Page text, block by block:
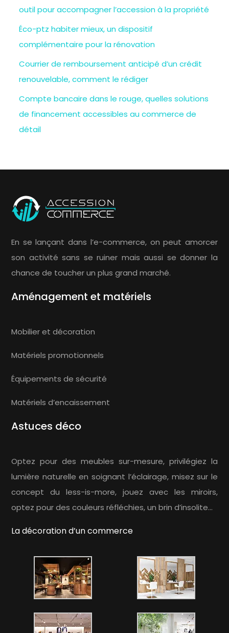
outil pour accompagner l’accession à la propriété
Éco-ptz habiter mieux, un dispositif
complémentaire pour la rénovation
Courrier de remboursement anticipé d’un crédit
renouvelable, comment le rédiger
Compte bancaire dans le rouge, quelles solutions
de financement accessibles au commerce de
détail
En se lançant dans l’e-commerce, on peut amorcer
son activité sans se ruiner mais aussi se donner la
chance de toucher un plus grand marché.
Aménagement et matériels
Mobilier et décoration
Matériels promotionnels
Équipements de sécurité
Matériels d’encaissement
Astuces déco
Optez pour des meubles sur-mesure, privilégiez la
lumière naturelle en soignant l’éclairage, misez sur le
concept du less-is-more, jouez avec les miroirs,
optez pour des couleurs réfléchies, un brin d’insolite…
La décoration d’un commerce